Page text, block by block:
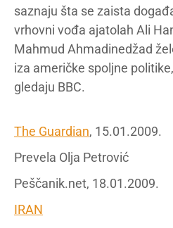
saznaju šta se zaista
vrhovni vođa ajatolah Ali
Mahmud Ahmadinedžad
iza američke spoljne
gledaju BBC.
The Guardian, 15.01.2009.
Prevela Olja Petrović
Peščanik.net, 18.01.2009.
IRAN